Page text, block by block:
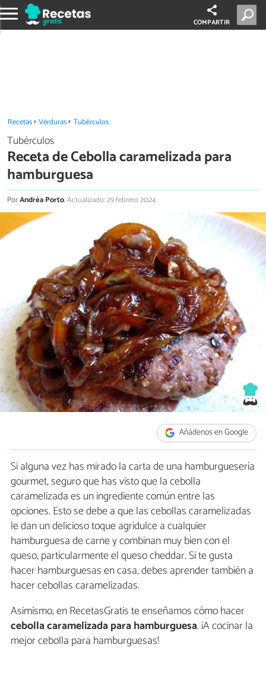
COMPARTIR
Recetas Verduras Tubérculos
Tubérculos
Receta de Cebolla caramelizada para
hamburguesa
PorAndréa Porto.Actualizado: 29 febrero 2024
Añádenos en Google
Si alguna vez has mirado la carta de una hamburguesería
gourmet, seguro que has visto que la cebolla
caramelizada es un ingrediente común entre las
opciones. Esto se debe a que las cebollas caramelizadas
le dan un delicioso toque agridulce a cualquier
hamburguesa de carne y combinan muy bien con el
queso, particularmente el queso cheddar. Si te gusta
hacer hamburguesas en casa, debes aprender también a
hacer cebollas caramelizadas.
Asimismo, en RecetasGratis te enseñamos cómo hacer
cebolla caramelizada para hamburguesa. ¡A cocinar la
mejor cebolla para hamburguesas!